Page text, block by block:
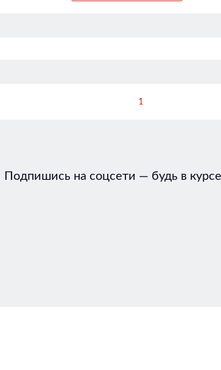
1
Подпишись на соцсети — будь в